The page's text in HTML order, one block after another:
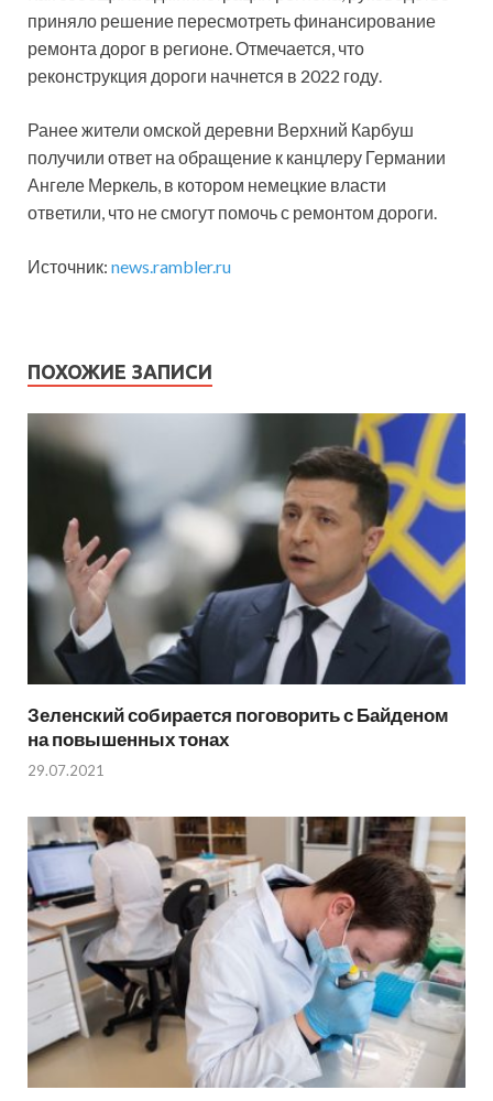
приняло решение пересмотреть финансирование
ремонта дорог в регионе. Отмечается, что
реконструкция дороги начнется в 2022 году.
Ранее жители омской деревни Верхний Карбуш
получили ответ на обращение к канцлеру Германии
Ангеле Меркель, в котором немецкие власти
ответили, что не смогут помочь с ремонтом дороги.
Источник: news.rambler.ru
ПОХОЖИЕ ЗАПИСИ
Зеленский собирается поговорить с Байденом
на повышенных тонах
29.07.2021